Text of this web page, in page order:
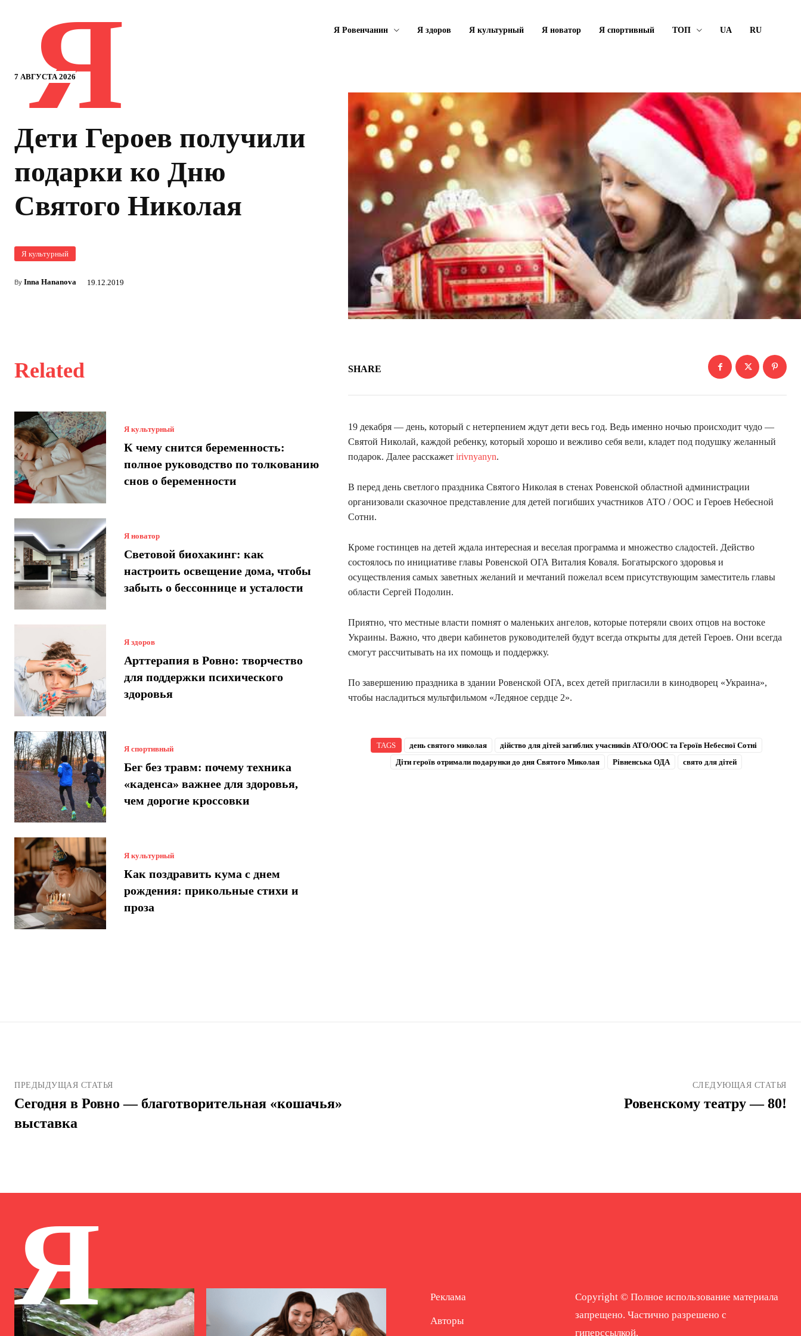
7 АВГУСТА 2026
Я Я Ровенчанин Я здоров Я культурный Я новатор Я спортивный ТОП UA RU
Дети Героев получили
подарки ко Дню
Святого Николая
Я культурный
By Inna Hananova 19.12.2019
Related
Я культурный
К чему снится беременность:
полное руководство по толкованию
снов о беременности
Я новатор
Световой биохакинг: как
настроить освещение дома, чтобы
забыть о бессоннице и усталости
Я здоров
Арттерапия в Ровно: творчество
для поддержки психического
здоровья
Я спортивный
Бег без травм: почему техника
«каденса» важнее для здоровья,
чем дорогие кроссовки
Я культурный
Как поздравить кума с днем ​​
рождения: прикольные стихи и
проза
SHARE
19 декабря — день, который с нетерпением ждут дети весь год. Ведь именно ночью происходит чудо —
Святой Николай, каждой ребенку, который хорошо и вежливо себя вели, кладет под подушку желанный
подарок. Далее расскажет irivnyanyn.
В перед день светлого праздника Святого Николая в стенах Ровенской областной администрации
организовали сказочное представление для детей погибших участников АТО / ООС и Героев Небесной
Сотни.
Кроме гостинцев на детей ждала интересная и веселая программа и множество сладостей. Действо
состоялось по инициативе главы Ровенской ОГА Виталия Коваля. Богатырского здоровья и
осуществления самых заветных желаний и мечтаний пожелал всем присутствующим заместитель главы
области Сергей Подолин.
Приятно, что местные власти помнят о маленьких ангелов, которые потеряли своих отцов на востоке
Украины. Важно, что двери кабинетов руководителей будут всегда открыты для детей Героев. Они всегда
смогут рассчитывать на их помощь и поддержку.
По завершению праздника в здании Ровенской ОГА, всех детей пригласили в кинодворец «Украина»,
чтобы насладиться мультфильмом «Ледяное сердце 2».
TAGS день святого миколая
дійство для дітей загиблих учасників АТО/ООС та Героїв Небесної Сотні
Діти героїв отримали подарунки до дня Святого Миколая
Рівненська ОДА свято для дітей
ПРЕДЫДУЩАЯ СТАТЬЯ
Сегодня в Ровно — благотворительная «кошачья»
выставка
СЛЕДУЮЩАЯ СТАТЬЯ
Ровенскому театру — 80!
Я Реклама
Авторы
Copyright © Полное использование материала
запрещено. Частично разрешено с
гиперссылкой.